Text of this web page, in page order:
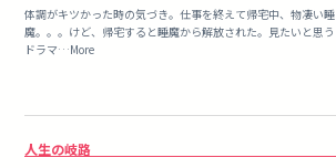
体調がキツかった時の気づき。仕事を終えて帰宅中、物凄い睡
魔。。。けど、帰宅すると睡魔から解放された。見たいと思う
ドラマ…More
人生の岐路